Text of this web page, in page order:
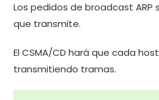
Los pedidos de broadcast ARP
que transmite.
El CSMA/CD hará que cada
transmitiendo tramas.